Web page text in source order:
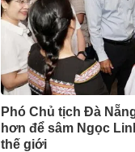
Phó Chủ tịch Đà
hơn để sâm Ngọc
thế giới